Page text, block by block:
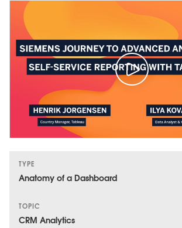
TYPE
Anatomy of a Dashboard
TOPIC
CRM Analytics